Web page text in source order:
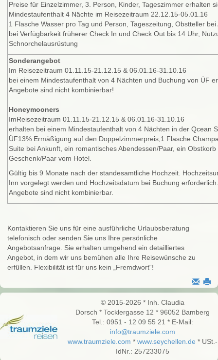
Preise für Einzelzimmer, 3. Person, Kinder, Tageszimmer erhalten
Mindestaufenthalt 4 Nächte im Reisezeitraum 22.12.15-05.01.16
1 Flasche Wasser pro Tag und Person, Tageszeitung, Obstteller
bei Verfügbarkeit früherer Check In und Check Out bis 14 Uhr,
Schnorchelausrüstung
Sonderangebot
Im Reisezeitraum 01.11.15-21.12.15 & 06.01.16-31.10.16
bei einem Mindestaufenthalt von 4 Nächten und Buchung von ÜF
Angebote sind nicht kombinierbar!
Honeymooners
ImReisezeitraum 01.11.15-21.12.15 & 06.01.16-31.10.16
erhalten bei einem Mindestaufenthalt von 4 Nächten in der Qcean
ÜF13% Ermäßigung auf den Doppelzimmerpreis,1 Flasche
Suite bei Ankunft, ein romantisches Abendessen/Paar, ein
Geschenk/Paar vom Hotel.
Gültig bis 9 Monate nach der standesamtliche Hochzeit.
Inn vorgelegt werden und Hochzeitsdatum bei Buchung erforderlich.
Angebote sind nicht kombinierbar.
Kontaktieren Sie uns für eine ausführliche Urlaubsberatung
telefonisch oder senden Sie uns Ihre persönliche
Angebotsanfrage. Sie erhalten umgehend ein detailliertes
Angebot, in dem wir uns bemühen alle Ihre Reisewünsche zu
erfüllen. Flexibilität ist für uns kein „Fremdwort“!
© 2015-2026 * Inh. Claudia
Dorsch * Tocklergasse 12 * 96052 Bamberg
Tel.: 0951 - 12 09 55 21 * E-Mail:
info@traumziele.com
www.traumziele.com * www.seychellen.de * USt.-
IdNr.: 257233075